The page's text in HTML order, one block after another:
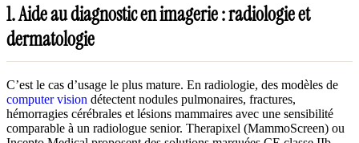
1. Aide au diagnostic en imagerie : radiologie et
dermatologie
C’est le cas d’usage le plus mature. En radiologie, des modèles de
computer vision détectent nodules pulmonaires, fractures,
hémorragies cérébrales et lésions mammaires avec une sensibilité
comparable à un radiologue senior. Therapixel (MammoScreen) ou